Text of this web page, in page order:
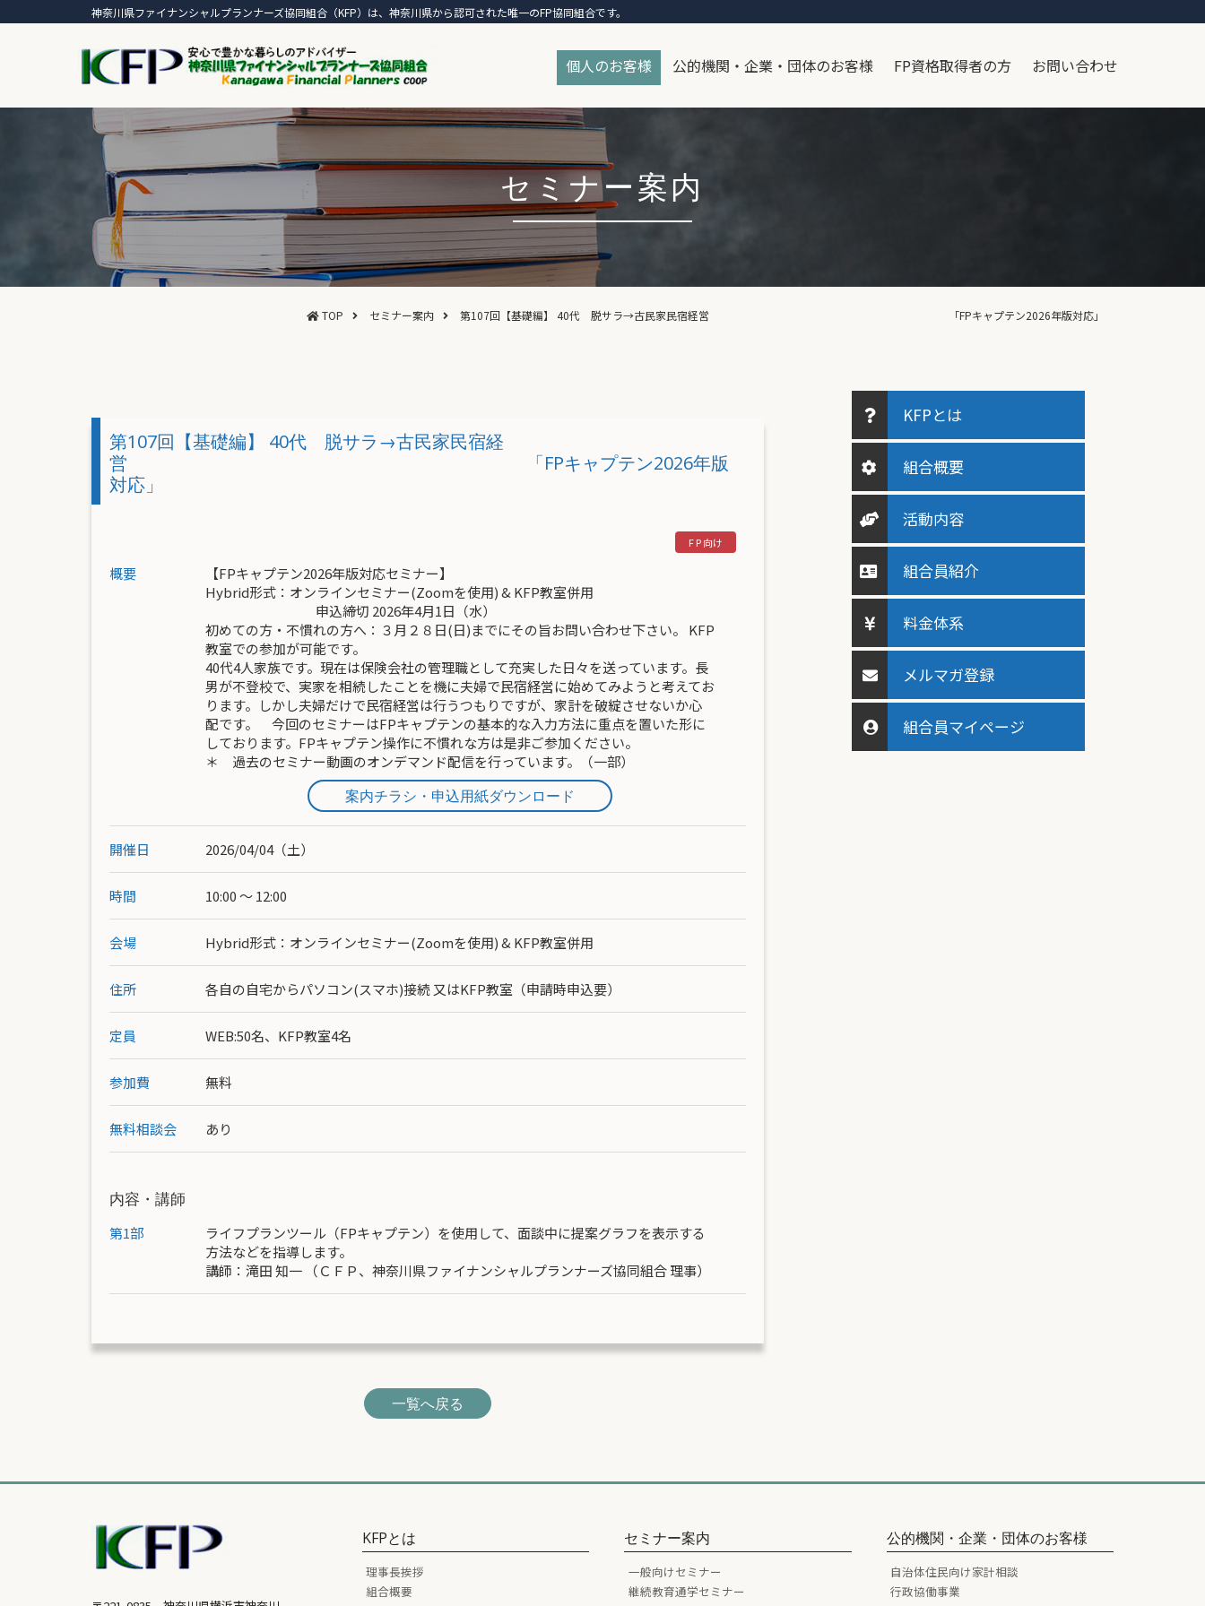
神奈川県ファイナンシャルプランナーズ協同組合（KFP）は、神奈川県から認可された唯一のFP協同組合です。
個人のお客様 公的機関・企業・団体のお客様 FP資格取得者の方 お問い合わせ
セミナー案内
TOP セミナー案内 第107回【基礎編】 40代 脱サラ→古民家民宿経営 「FPキャプテン2026年版対応」
第107回【基礎編】 40代 脱サラ→古民家民宿経
営 「FPキャプテン2026年版
対応」
概要
【FPキャプテン2026年版対応セミナー】
Hybrid形式：オンラインセミナー(Zoomを使用) & KFP教室併用
申込締切 2026年4月1日（水）
初めての方・不慣れの方へ：３月２８日(日)までにその旨お問い合わせ下さい。 KFP
教室での参加が可能です。
40代4人家族です。現在は保険会社の管理職として充実した日々を送っています。長
男が不登校で、実家を相続したことを機に夫婦で民宿経営に始めてみようと考えてお
ります。しかし夫婦だけで民宿経営は行うつもりですが、家計を破綻させないか心
配です。 今回のセミナーはFPキャプテンの基本的な入力方法に重点を置いた形に
しております。FPキャプテン操作に不慣れな方は是非ご参加ください。
＊ 過去のセミナー動画のオンデマンド配信を行っています。（一部）
案内チラシ・申込用紙ダウンロード
開催日 2026/04/04（土）
時間 10:00 ～ 12:00
会場 Hybrid形式：オンラインセミナー(Zoomを使用) & KFP教室併用
住所 各自の自宅からパソコン(スマホ)接続 又はKFP教室（申請時申込要）
定員 WEB:50名、KFP教室4名
参加費 無料
無料相談会 あり
内容・講師
第1部
ライフプランツール（FPキャプテン）を使用して、面談中に提案グラフを表示する
方法などを指導します。
講師： 滝田 知一（ＣＦＰ、神奈川県ファイナンシャルプランナーズ協同組合 理事）
一覧へ戻る
KFPとは
組合概要
活動内容
組合員紹介
料金体系
メルマガ登録
組合員マイページ
KFPとは
理事長挨拶
組合概要
セミナー案内
一般向けセミナー
継続教育通学セミナー
公的機関・企業・団体のお客様
自治体住民向け家計相談
行政協働事業